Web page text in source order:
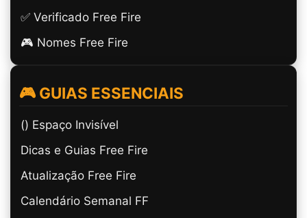
✅ Verificado Free Fire
🎮 Nomes Free Fire
🎮 GUIAS ESSENCIAIS
(ㅤ) Espaço Invisível
Dicas e Guias Free Fire
Atualização Free Fire
Calendário Semanal FF